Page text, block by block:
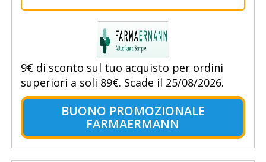
9€ di sconto sul tuo acquisto per ordini
superiori a soli 89€. Scade il 25/08/2026.
BUONO PROMOZIONALE
FARMAERMANN